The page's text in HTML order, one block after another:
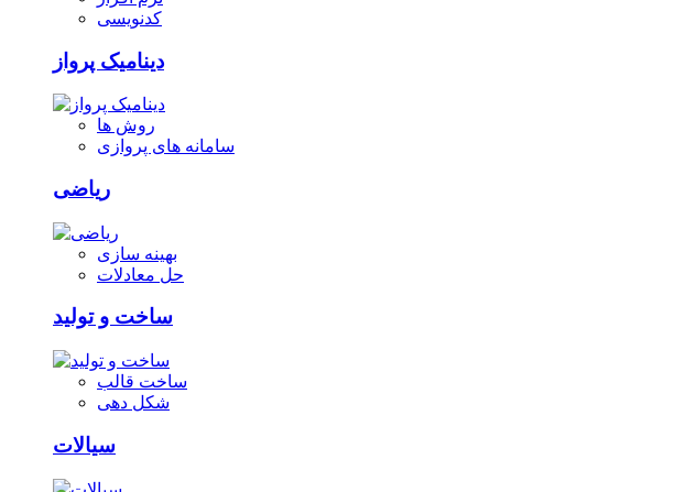
کدنویسی
دینامیک پرواز
روش ها
سامانه های پروازی
ریاضی
بهینه سازی
حل معادلات
ساخت و تولید
ساخت قالب
شکل دهی
سیالات